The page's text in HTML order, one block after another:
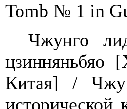
Tomb № 1 in
Чжунго
цзинняньбяо
Китая] /
исторической